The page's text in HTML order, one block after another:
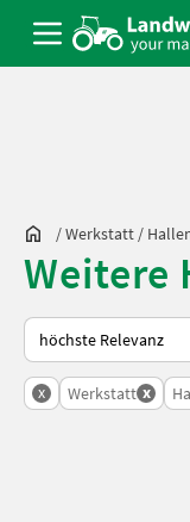
/Werkstatt /
Weitere
So wird auf
x Werkstatt x